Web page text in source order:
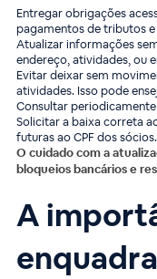
Entregar obrigações
pagamentos de tributos
Atualizar informações
endereço, atividades, ou
Evitar deixar sem
atividades. Isso pode
Consultar
Solicitar a baixa correta
futuras ao CPF dos sócios.
O cuidado com a
bloqueios bancários e
A